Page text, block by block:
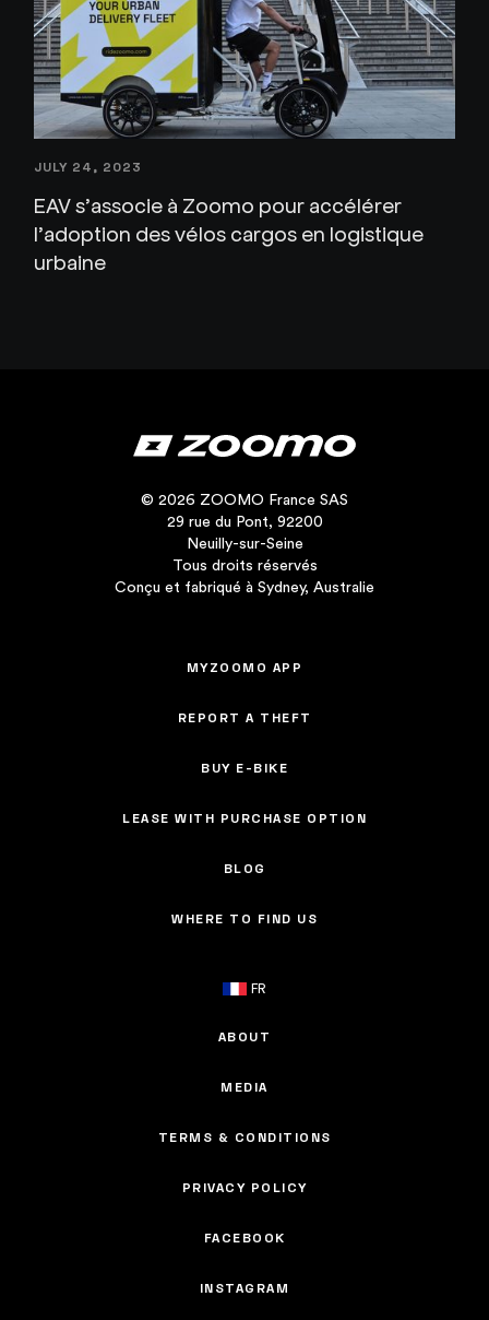
JULY 24, 2023
EAV s’associe à Zoomo pour accélérer
l’adoption des vélos cargos en logistique
urbaine
© 2026 ZOOMO France SAS
29 rue du Pont, 92200
Neuilly-sur-Seine
Tous droits réservés
Conçu et fabriqué à Sydney, Australie
MYZOOMO APP
REPORT A THEFT
BUY E-BIKE
LEASE WITH PURCHASE OPTION
BLOG
WHERE TO FIND US
FR
ABOUT
MEDIA
TERMS & CONDITIONS
PRIVACY POLICY
FACEBOOK
INSTAGRAM